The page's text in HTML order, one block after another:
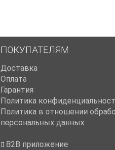
ПОКУПАТЕЛЯМ
Доставка
Оплата
Гарантия
Политика
Политика в отношении
персональных данных
B2B приложение